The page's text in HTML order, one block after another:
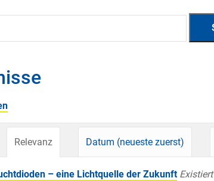
Relevanz Datum (neueste zuerst)
– eine Lichtquelle der Zukunft